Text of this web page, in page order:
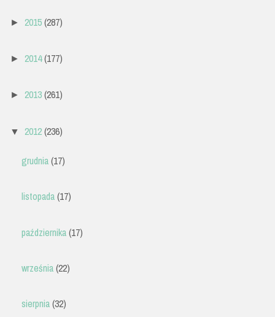
► 2015(287)
► 2014(177)
► 2013(261)
▼ 2012(236)
grudnia(17)
listopada(17)
października(17)
września(22)
sierpnia(32)